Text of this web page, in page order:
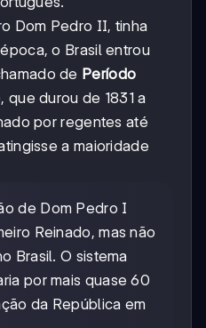
Dom Pedro II, tinha
o Brasil entrou
de Período
que durou de 1831 a
por regentes até
a maioridade
de Dom Pedro I
Reinado, mas não
Brasil. O sistema
por mais quase 60
da República em